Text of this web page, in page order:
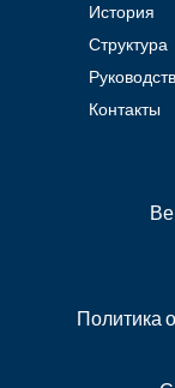
История
Структура
Контакты
Политика